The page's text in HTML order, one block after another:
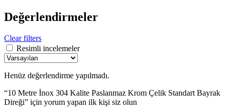
Değerlendirmeler
Clear filters
Resimli incelemeler
Henüz değerlendirme yapılmadı.
“10 Metre İnox 304 Kalite Paslanmaz Krom Çelik Standart Bayrak
Direği” için yorum yapan ilk kişi siz olun